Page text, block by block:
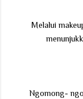
Melalui
Ngomong-